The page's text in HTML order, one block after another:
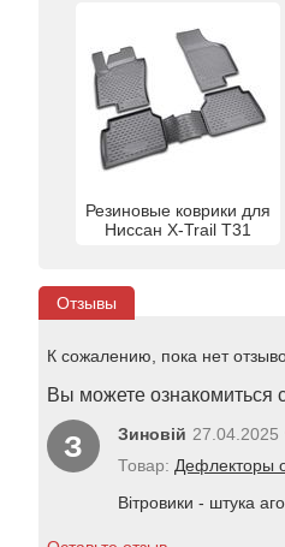
Резиновые коврики для
Ниссан X-Trail T31
Отзывы
К сожалению, пока нет
Вы можете ознакомиться
З Зиновій 27.04.2025
Товар: Дефлекторы
Вітровики - штука